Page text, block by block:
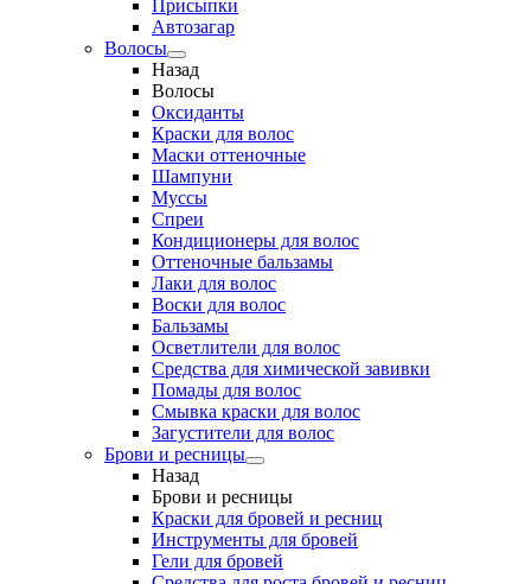
Присыпки
Автозагар
Волосы
Назад
Волосы
Оксиданты
Краски для волос
Маски оттеночные
Шампуни
Муссы
Спреи
Кондиционеры для волос
Оттеночные бальзамы
Лаки для волос
Воски для волос
Бальзамы
Осветлители для волос
Средства для химической завивки
Помады для волос
Смывка краски для волос
Загустители для волос
Брови и ресницы
Назад
Брови и ресницы
Краски для бровей и ресниц
Инструменты для бровей
Гели для бровей